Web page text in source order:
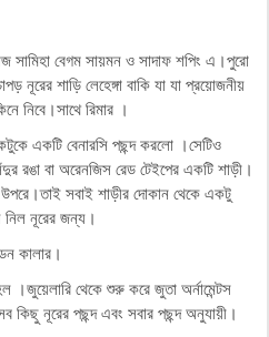
সামিহা বেগম সায়মন ও সাদাফ শপিং এ।পুরো
নূরের শাড়ি লেহেঙ্গা বাকি যা যা প্রয়োজনীয়
নিবে।সাথে রিমার ।
একটি বেনারসি পছন্দ করলো ।সেটিও
রঙা বা অরেনজিস রেড টেইপের একটি শাড়ী।
সবাই শাড়ীর দোকান থেকে একটু
নিল নূরের জন্য।
কালার।
থেকে শুরু করে জুতা অর্নামেন্টস
নূরের পছন্দ এবং সবার পছন্দ অনুযায়ী।